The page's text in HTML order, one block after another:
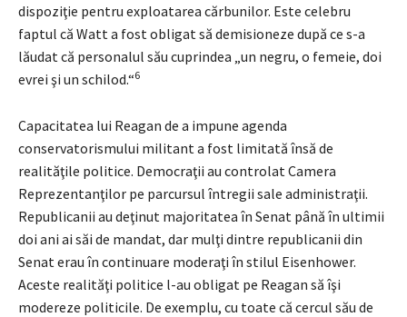
dispoziţie pentru exploatarea cărbunilor. Este celebru
faptul că Watt a fost obligat să demisioneze după ce s-a
lăudat că personalul său cuprindea „un negru, o femeie, doi
evrei şi un schilod.“6
Capacitatea lui Reagan de a impune agenda
conservatorismului militant a fost limitată însă de
realităţile politice. Democraţii au controlat Camera
Reprezentanţilor pe parcursul întregii sale administraţii.
Republicanii au deţinut majoritatea în Senat până în ultimii
doi ani ai săi de mandat, dar mulţi dintre republicanii din
Senat erau în continuare moderaţi în stilul Eisenhower.
Aceste realităţi politice l-au obligat pe Reagan să îşi
modereze politicile. De exemplu, cu toate că cercul său de